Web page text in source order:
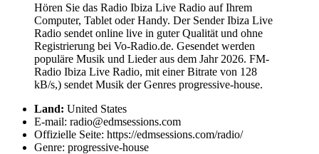
Hören Sie das Radio Ibiza Live Radio auf Ihrem
Computer, Tablet oder Handy. Der Sender Ibiza Live
Radio sendet online live in guter Qualität und ohne
Registrierung bei Vo-Radio.de. Gesendet werden
populäre Musik und Lieder aus dem Jahr 2026. FM-
Radio Ibiza Live Radio, mit einer Bitrate von 128
kB/s,) sendet Musik der Genres progressive-house.
Land: United States
E-mail: radio@edmsessions.com
Offizielle Seite: https://edmsessions.com/radio/
Genre: progressive-house